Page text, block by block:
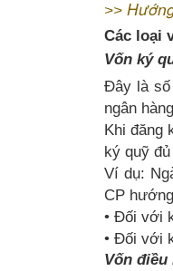
>>
Các loại
Vốn ký
Đây là số
ngân
Khi đăng
ký quỹ
Ví dụ:
CP
• Đối với
• Đối với
Vốn